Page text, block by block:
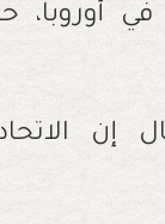
أوروبا،
إن